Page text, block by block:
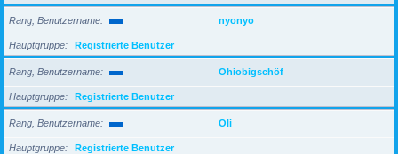
Rang, Benutzername nyonyo
Hauptgruppe Registrierte Benutzer
Rang, Benutzername Ohiobigschöf
Hauptgruppe Registrierte Benutzer
Rang, Benutzername Oli
Hauptgruppe Registrierte Benutzer